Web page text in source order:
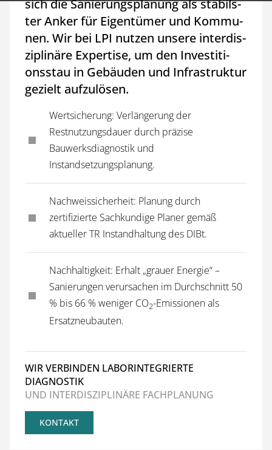
sich die Sa­nie­rungs­pla­nung als sta­bils­
ter An­ker für Ei­gen­tü­mer und Kom­mu­
nen. Wir bei LPI nut­zen un­se­re in­ter­dis­
zi­pli­nä­re Ex­per­ti­se, um den In­ves­ti­ti­
ons­stau in Ge­bäu­den und In­fra­struk­tur
ge­zielt aufzulösen.
Wertsicherung: Verlängerung der
Restnutzungsdauer durch präzise
Bauwerksdiagnostik und
Instandsetzungsplanung.
Nachweissicherheit: Planung durch
zertifizierte Sachkundige Planer gemäß
aktueller TR Instandhaltung des DIBt.
Nachhaltigkeit: Erhalt „grauer Energie“ –
Sanierungen verursachen im Durchschnitt 50
% bis 66 % weniger CO2-Emissionen als
Ersatzneubauten.
WIR VERBINDEN LABORINTEGRIERTE
DIAGNOSTIK
UND INTERDISZIPLINÄRE FACHPLANUNG
KONTAKT